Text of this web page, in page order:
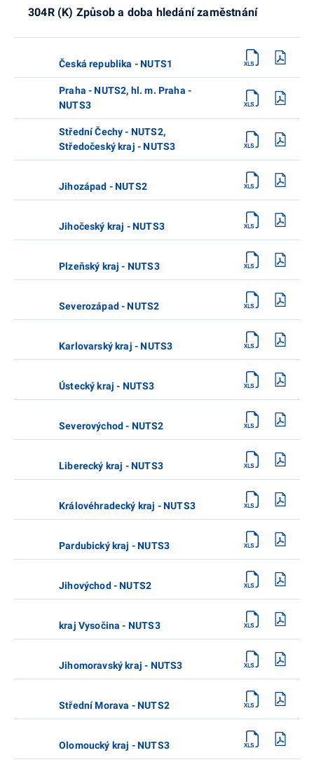
304R (K) Způsob a doba hledání zaměstnání
Česká republika - NUTS1
Praha - NUTS2, hl. m. Praha -
NUTS3
Střední Čechy - NUTS2,
Středočeský kraj - NUTS3
Jihozápad - NUTS2
Jihočeský kraj - NUTS3
Plzeňský kraj - NUTS3
Severozápad - NUTS2
Karlovarský kraj - NUTS3
Ústecký kraj - NUTS3
Severovýchod - NUTS2
Liberecký kraj - NUTS3
Královéhradecký kraj - NUTS3
Pardubický kraj - NUTS3
Jihovýchod - NUTS2
kraj Vysočina - NUTS3
Jihomoravský kraj - NUTS3
Střední Morava - NUTS2
Olomoucký kraj - NUTS3